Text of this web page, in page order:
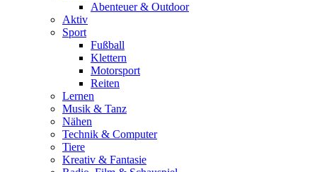
Abenteuer & Outdoor
Aktiv
Sport
Fußball
Klettern
Motorsport
Reiten
Lernen
Musik & Tanz
Nähen
Technik & Computer
Tiere
Kreativ & Fantasie